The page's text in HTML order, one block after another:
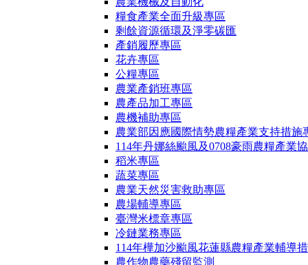
糧食產業全面升級專區
剩餘資源循環及淨零碳匯
產銷履歷專區
花卉專區
公糧專區
農業產銷班專區
農產品加工專區
農機補助專區
農業部因應國際情勢農糧產業支持措施
114年丹娜絲颱風及0708豪雨農糧產業
稻米專區
蔬菜專區
農業天然災害救助專區
農場輔導專區
臺灣米標章專區
冷鏈業務專區
114年樺加沙颱風花蓮縣農糧產業輔導
農作物農藥殘留監測